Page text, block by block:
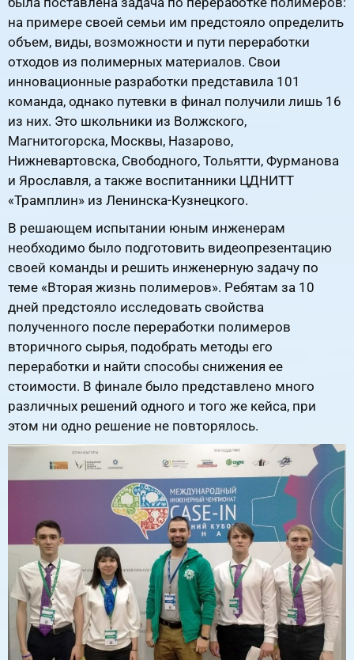
на примере своей семьи им предстояло определить
объем, виды, возможности и пути переработки
отходов из полимерных материалов. Свои
инновационные разработки представила 101
команда, однако путевки в финал получили лишь 16
из них. Это школьники из Волжского,
Магнитогорска, Москвы, Назарово,
Нижневартовска, Свободного, Тольятти, Фурманова
и Ярославля, а также воспитанники ЦДНИТТ
«Трамплин» из Ленинска-Кузнецкого.
В решающем испытании юным инженерам
необходимо было подготовить видеопрезентацию
своей команды и решить инженерную задачу по
теме «Вторая жизнь полимеров». Ребятам за 10
дней предстояло исследовать свойства
полученного после переработки полимеров
вторичного сырья, подобрать методы его
переработки и найти способы снижения ее
стоимости. В финале было представлено много
различных решений одного и того же кейса, при
этом ни одно решение не повторялось.